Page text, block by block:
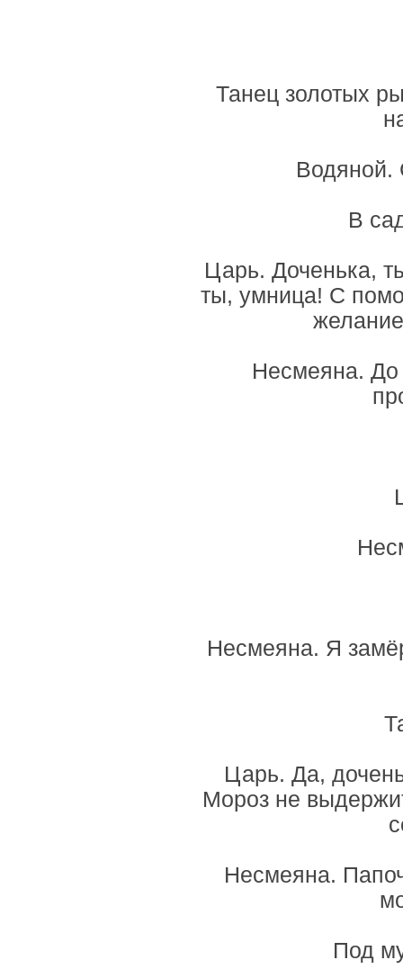
Танец золотых
Водяной.
В
Царь. Доченька,
ты, умница! С
Несмеяна. До
Несмеяна. Я
Царь. Да,
Мороз не
Несмеяна.
Под